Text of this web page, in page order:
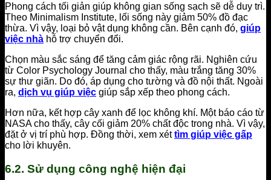
Phong cách tối giản giúp không gian sống sạch sẽ dễ duy trì.
Theo Minimalism Institute, lối sống này giảm 50% đồ đạc
thừa. Vì vậy, loại bỏ vật dụng không cần. Bên cạnh đó, giúp
việc nhà hỗ trợ chuyển đổi.
Chọn màu sắc sáng để tăng cảm giác rộng rãi. Nghiên cứu
từ Color Psychology Journal cho thấy, màu trắng tăng 30%
sự thư giãn. Do đó, áp dụng cho tường và đồ nội thất. Ngoài
ra, dịch vụ giúp việc giúp sắp xếp theo phong cách.
Hơn nữa, kết hợp cây xanh để lọc không khí. Một báo cáo từ
NASA cho thấy, cây cối giảm 20% chất độc trong nhà. Vì vậy,
đặt ở vị trí phù hợp. Đồng thời, xem xéttìm giúp việc gấp
cho lời khuyên.
6.2. Sử dụng công nghệ hiện đại